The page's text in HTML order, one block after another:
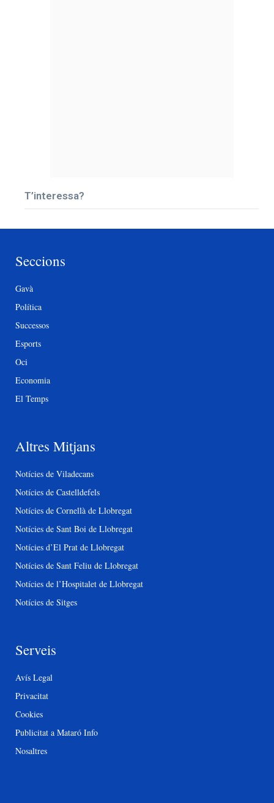
T’interessa?
Seccions
Gavà
Política
Successos
Esports
Oci
Economia
El Temps
Altres Mitjans
Notícies de Viladecans
Notícies de Castelldefels
Notícies de Cornellà de Llobregat
Notícies de Sant Boi de Llobregat
Notícies d’El Prat de Llobregat
Notícies de Sant Feliu de Llobregat
Notícies de l’Hospitalet de Llobregat
Notícies de Sitges
Serveis
Avís Legal
Privacitat
Cookies
Publicitat a Mataró Info
Nosaltres